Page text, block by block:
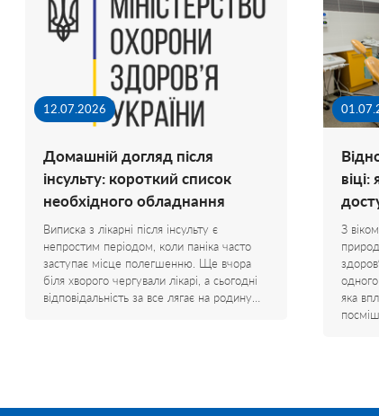
12.07.2026
Домашній догляд після
інсульту: короткий список
необхідного обладнання
Виписка з лікарні після інсульту є
непростим періодом, коли паніка часто
заступає місце полегшенню. Ще вчора
біля хворого чергували лікарі, а сьогодні
відповідальність за все лягає на родину…
віці:
З
яка